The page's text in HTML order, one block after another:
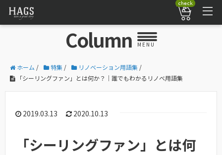
check
Column MENU
ホーム / 特集 / リノベーション用語集 /
「シーリングファン」とは何か？｜誰でもわかるリノベ用語集
2019.03.13 2020.10.13
「シーリングファン」とは何